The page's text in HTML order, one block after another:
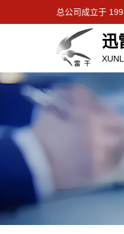
总公司成立于
迅